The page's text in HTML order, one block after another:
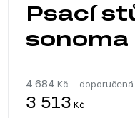
Psací
sonoma
4 684 Kč –
3 513 Kč